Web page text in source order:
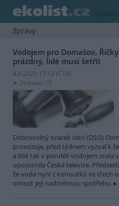
/
Zprávy
Vodojem pro Domašov,
prázdný, lidé musí šetřit
4.8.2026 17:12 (ČTK)
Diskuse: 12
Dobrovolný svazek obcí (DSO)
provozuje, před týdnem vyzval k
a lidé tak v pondělí vodojem zcela
upozornila Česká televize.
že voda nyní z kohoutků ve třech
omezit její nadměrnou spotřebu.